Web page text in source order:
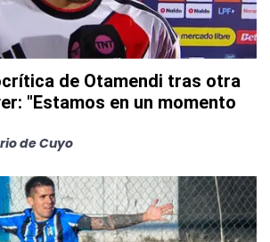
de Otamendi tras otra
"Estamos en un momento
de Cuyo